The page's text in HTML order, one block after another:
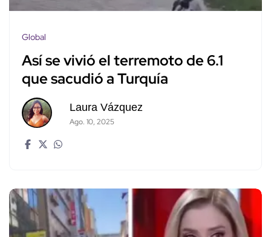
Global
Así se vivió el terremoto de 6.1
que sacudió a Turquía
Laura Vázquez
Ago. 10, 2025